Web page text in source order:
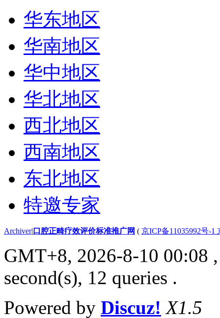
华东地区
华南地区
华中地区
华北地区
西北地区
西南地区
东北地区
特邀专家
Archiver| 口腔正畸疗效评价标准推广网 ( 京ICP备11035992号-1
GMT+8, 2026-8-10 00:08
second(s), 12 queries .
Powered by Discuz! X1.5